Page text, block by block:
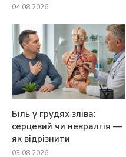
04.08.2026
Біль у грудях зліва:
серцевий чи невралгія —
як відрізнити
03.08.2026